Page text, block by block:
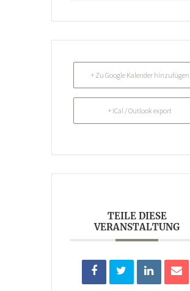
+ Zu Google Kalender hinzufügen
+ iCal / Outlook export
TEILE DIESE
VERANSTALTUNG